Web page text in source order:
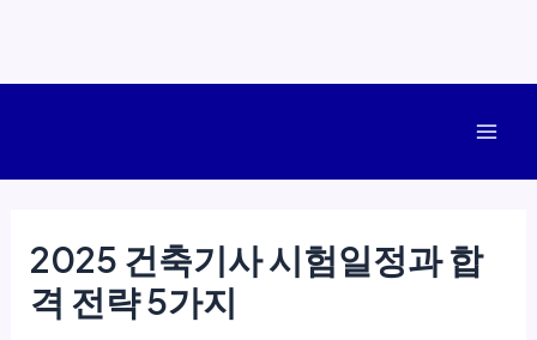
2025 건축기사 시험일정과 합
격 전략 5가지